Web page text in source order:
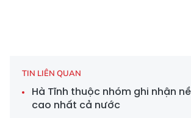
TIN LIÊN QUAN
Hà Tĩnh thuộc nhóm ghi nhận
cao nhất cả nước